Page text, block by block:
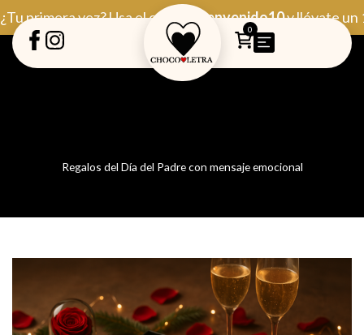
al
contenido
¿Tu primera vez? Usa el código Bienvenido10y llévate un
0
Regalos del Día del Padre con mensaje emocional